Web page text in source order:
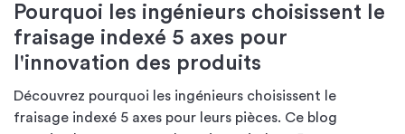
Pourquoi les ingénieurs choisissent le
fraisage indexé 5 axes pour
l'innovation des produits
Découvrez pourquoi les ingénieurs choisissent le
fraisage indexé 5 axes pour leurs pièces. Ce blog